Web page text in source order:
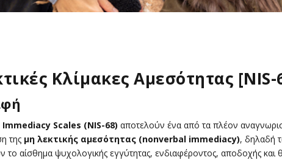
Κλίμακες Αμεσότητας [NIS-
Scales (NIS-68) αποτελούν ένα από τα πλέον
της μη λεκτικής αμεσότητας (nonverbal immediacy), δηλαδή
το αίσθημα ψυχολογικής εγγύτητας, ενδιαφέροντος, αποδοχής και